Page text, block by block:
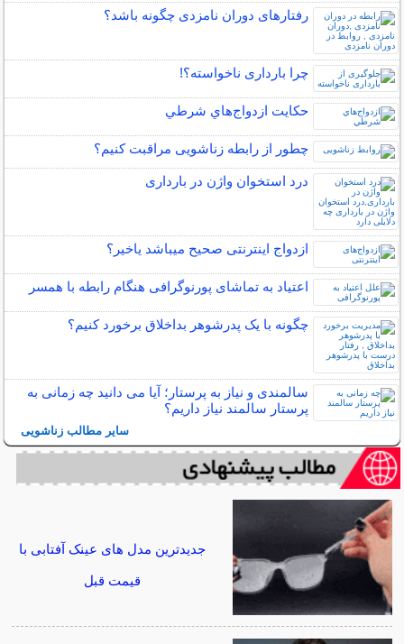
رفتارهای دوران نامزدی چگونه باشد؟
چرا بارداری ناخواسته؟!
حكايت ازدواج‌هاي شرطي
چطور از رابطه زناشویی مراقبت کنیم؟
درد استخوان واژن در بارداری
ازدواج اینترنتی صحیح میباشد یاخیر؟
اعتیاد به تماشای پورنوگرافی هنگام رابطه با همسر
چگونه با یک پدرشوهر بداخلاق برخورد کنیم؟
سالمندی و نیاز به پرستار؛ آیا می دانید چه زمانی به
پرستار سالمند نیاز داریم؟
سایر مطالب زناشویی
جدیدترین مدل های عینک آفتابی با
قیمت قبل